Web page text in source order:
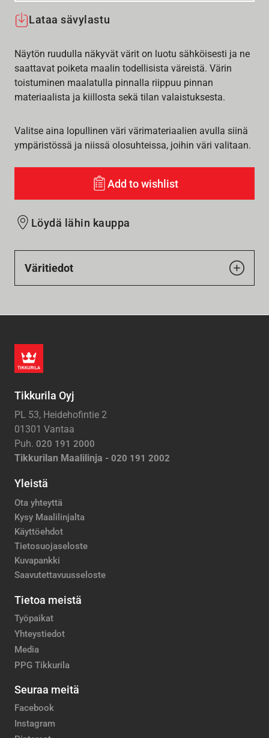
Lataa sävylastu
Näytön ruudulla näkyvät värit on luotu sähköisesti ja ne
saattavat poiketa maalin todellisista väreistä. Värin
toistuminen maalatulla pinnalla riippuu pinnan
materiaalista ja kiillosta sekä tilan valaistuksesta.
Valitse aina lopullinen väri värimateriaalien avulla siinä
ympäristössä ja niissä olosuhteissa, joihin väri valitaan.
Add to wishlist
Löydä lähin kauppa
Väritiedot
Tikkurila Oyj
PL 53, Heidehofintie 2
01301 Vantaa
Puh. 020 191 2000
Tikkurilan Maalilinja - 020 191 2002
Yleistä
Ota yhteyttä
Kysy Maalilinjalta
Käyttöehdot
Tietosuojaseloste
Kuvapankki
Saavutettavuusseloste
Tietoa meistä
Työpaikat
Yhteystiedot
Media
PPG Tikkurila
Seuraa meitä
Facebook
Instagram